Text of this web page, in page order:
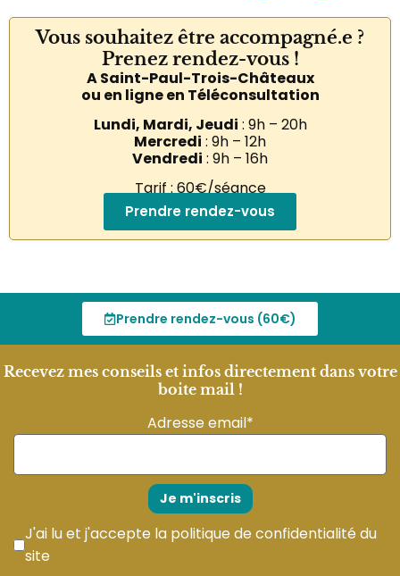
Vous souhaitez être accompagné.e ?
Prenez rendez-vous !
A Saint-Paul-Trois-Châteaux
ou en ligne en Téléconsultation
Lundi, Mardi, Jeudi : 9h – 20h
Mercredi : 9h – 12h
Vendredi : 9h – 16h
Tarif : 60€/séance
Prendre rendez-vous
Prendre rendez-vous (60€)
Recevez mes conseils et infos directement dans votre
boite mail !
Adresse email*
J'ai lu et j'accepte la politique de confidentialité du
site